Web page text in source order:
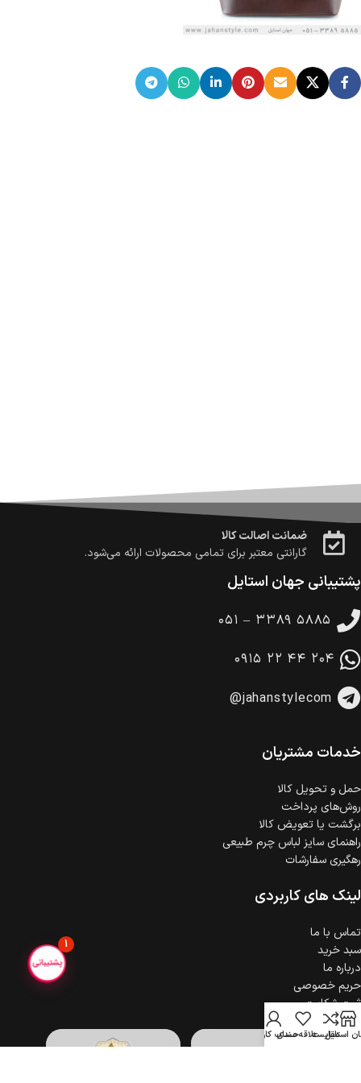
امکان پرداخت اقساطی
خرید اقساطی با شرایط آسان و بدون ضامن امکان‌پذیر
است.
ضمانت اصالت کالا
گارانتی معتبر برای تمامی محصولات ارائه می‌شود.
پشتیبانی جهان استایل
۰۵۱ – ۳۳۸۹ ۵۸۸۵
۰۹۱۵ ۲۲ ۴۴ ۲۰۴
@jahanstylecom
خدمات مشتریان
حمل‌ و تحویل کالا
روش‌های پرداخت
برگشت یا تعویض کالا
راهنمای سایز لباس چرم طبیعی
رهگیری سفارشات
لینک های کاربردی
تماس با ما
سبد خرید
درباره ما
حریم خصوصی
ثبت شکایت
استایلمقایسهعلاقه مندی
حساب کاربری
1